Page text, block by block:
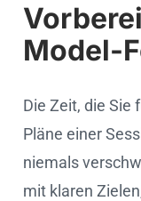
Model-
Die Zeit, die Sie
Pläne einer
niemals
mit klaren